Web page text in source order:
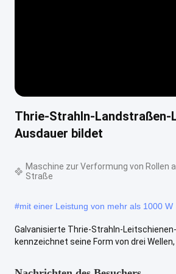
Thrie-Strahln-Landstraßen-
Ausdauer bildet
Maschine zur Verformung von Rollen
Straße
#mit einer Leistung von mehr als 1000 W
Galvanisierte Thrie-Strahln-
kennzeichnet seine Form von drei